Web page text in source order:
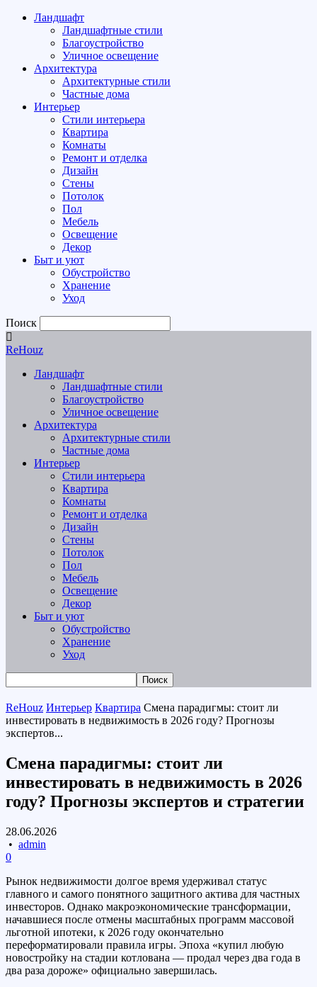
Ландшафт
Ландшафтные стили
Благоустройство
Уличное освещение
Архитектура
Архитектурные стили
Частные дома
Интерьер
Стили интерьера
Квартира
Комнаты
Ремонт и отделка
Дизайн
Стены
Потолок
Пол
Мебель
Освещение
Декор
Быт и уют
Обустройство
Хранение
Уход
Поиск
ReHouz
Ландшафт
Ландшафтные стили
Благоустройство
Уличное освещение
Архитектура
Архитектурные стили
Частные дома
Интерьер
Стили интерьера
Квартира
Комнаты
Ремонт и отделка
Дизайн
Стены
Потолок
Пол
Мебель
Освещение
Декор
Быт и уют
Обустройство
Хранение
Уход
ReHouz Интерьер Квартира Смена парадигмы: стоит ли
инвестировать в недвижимость в 2026 году? Прогнозы
экспертов...
Смена парадигмы: стоит ли
инвестировать в недвижимость в 2026
году? Прогнозы экспертов и стратегии
28.06.2026
• admin
0
Рынок недвижимости долгое время удерживал статус
главного и самого понятного защитного актива для частных
инвесторов. Однако макроэкономические трансформации,
начавшиеся после отмены масштабных программ массовой
льготной ипотеки, к 2026 году окончательно
переформатировали правила игры. Эпоха «купил любую
новостройку на стадии котлована — продал через два года в
два раза дороже» официально завершилась.